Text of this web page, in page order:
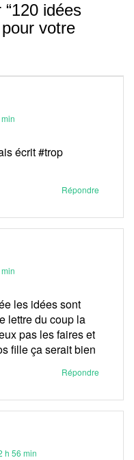
120 idées
votre
écrit #trop
Répondre
les idées sont
lettre du coup la
pas les faires et
fille ça serait bien
Répondre
h 56 min